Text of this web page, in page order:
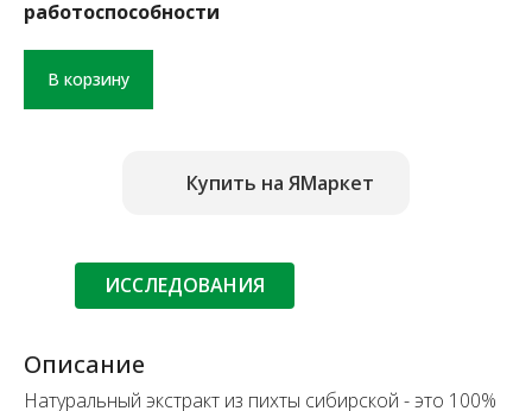
работоспособности
В корзину
Купить на ЯМаркет
ИССЛЕДОВАНИЯ
Описание
Натуральный экстракт из пихты сибирской - это 100%